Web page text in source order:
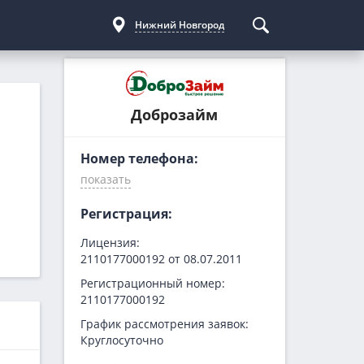
Курсы криптовалют
Курс биткоина
Кредиты для бизнеса
На пополнение ОС
С доставкой
Погашение займов
Купи не копи
Webbankir
Нижний Новгород
Доброзайм
Номер телефона:
Регистрация:
Лицензия:
2110177000192 от 08.07.2011
Регистрационный номер:
2110177000192
График рассмотрения заявок:
Круглосуточно